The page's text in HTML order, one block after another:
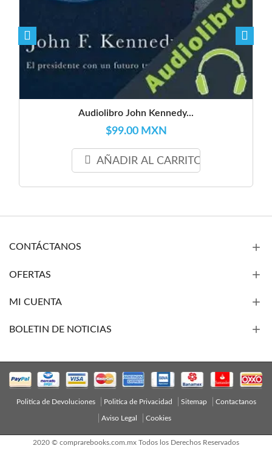
Audiolibro John Kennedy...
$99.00 MXN
AÑADIR AL CARRITO
CONTÁCTANOS
OFERTAS
MI CUENTA
BOLETIN DE NOTICIAS
Politica de Devoluciones Politica de Privacidad Sitemap Contactanos
Aviso Legal Cookies
2020 © comprarebooks.com.mx Todos los Derechos Reservados